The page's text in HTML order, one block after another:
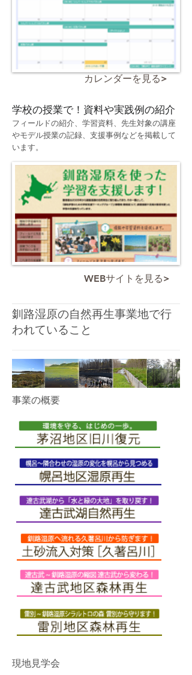
カレンダーを見る>
学校の授業で！ 資料や実践例の紹介
​フィールドの紹介、学習資料、先生対象の講座
やモデル授業の記録、支援事例などを掲載して
います。
WEBサイトを見る>
​釧路湿原の自然再生事業地で行
われていること
事業の概要
現地見学会